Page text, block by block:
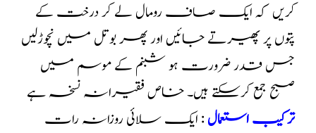
کریں کہ ایک صاف رومال لے کر درخت کے
پتوں پر پھیرتے جائیں اور پھر بوتل میں نچوڑلیں
جس قدر ضرورت ہو شبنم کے موسم میں
صبح جمع کرسکتے ہیں۔ خاص فقیرانہ نسخہ ہے
ترکیب استعمال: ایک سلائی روزانہ رات